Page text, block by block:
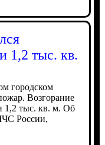
1,2 тыс. кв.
городском
Возгорание
1,2 тыс. кв. м. Об
России,